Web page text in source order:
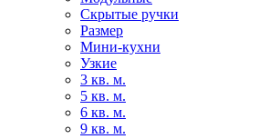
Скрытые ручки
Размер
Мини-кухни
Узкие
3 кв. м.
5 кв. м.
6 кв. м.
9 кв. м.